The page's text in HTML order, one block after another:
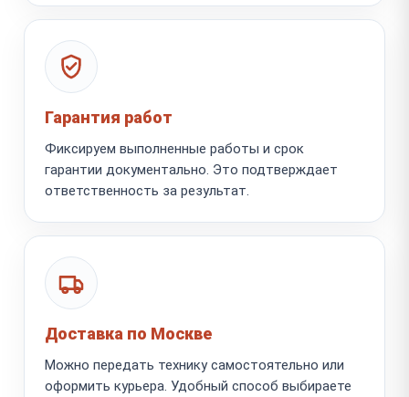
Гарантия работ
Фиксируем выполненные работы и срок
гарантии документально. Это подтверждает
ответственность за результат.
Доставка по Москве
Можно передать технику самостоятельно или
оформить курьера. Удобный способ выбираете